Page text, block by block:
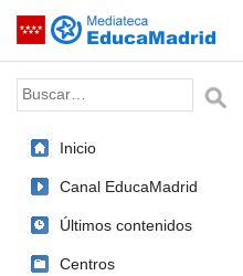
Saltar navegación
Palabra o frase:
Inicio
Canal EducaMadrid
Últimos contenidos
Centros